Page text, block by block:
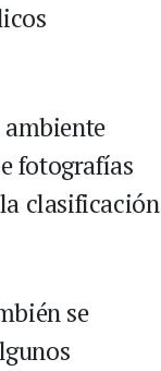
fotografías
clasificación
se